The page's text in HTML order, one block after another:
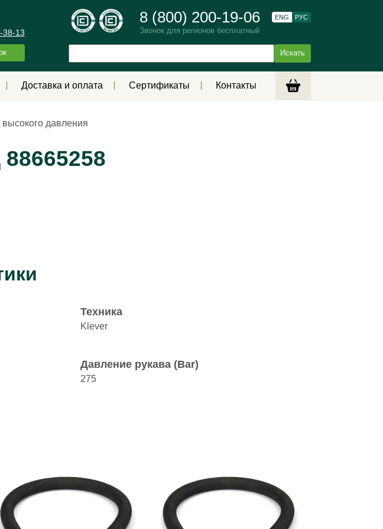
38-13
8 (800) 200-19-06
Звонок для регионов бесплатный
ENG РУС
Доставка и оплата Сертификаты Контакты
высокого давления
Техника
Klever
Давление рукава (Bar)
275